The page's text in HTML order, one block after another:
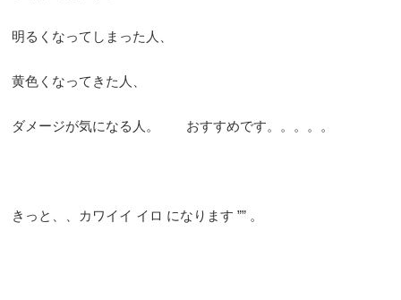
明るくなってしまった人、
黄色くなってきた人、
ダメージが気になる人。 おすすめです。。。。。
きっと、、カワイイ イロ になります ”” 。